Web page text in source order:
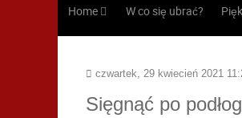
Home W co się ubrać?
czwartek, 29 kwiecień 2021
Sięgnąć po